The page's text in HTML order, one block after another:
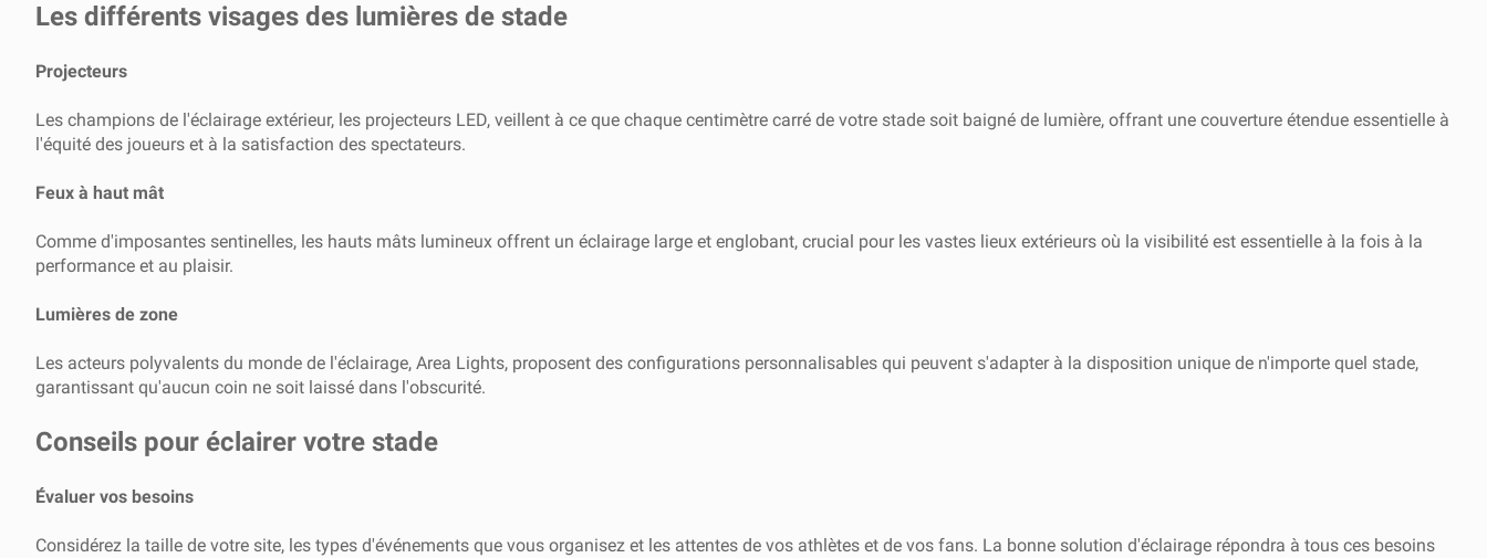
Les différents visages des lumières de stade
Projecteurs
Les champions de l'éclairage extérieur, les projecteurs LED, veillent à ce que chaque centimètre carré de votre stade soit baigné de lumière, offrant une couverture étendue essentielle à
l'équité des joueurs et à la satisfaction des spectateurs.
Feux à haut mât
Comme d'imposantes sentinelles, les hauts mâts lumineux offrent un éclairage large et englobant, crucial pour les vastes lieux extérieurs où la visibilité est essentielle à la fois à la
performance et au plaisir.
Lumières de zone
Les acteurs polyvalents du monde de l'éclairage, Area Lights, proposent des configurations personnalisables qui peuvent s'adapter à la disposition unique de n'importe quel stade,
garantissant qu'aucun coin ne soit laissé dans l'obscurité.
Conseils pour éclairer votre stade
Évaluer vos besoins
Considérez la taille de votre site, les types d'événements que vous organisez et les attentes de vos athlètes et de vos fans. La bonne solution d'éclairage répondra à tous ces besoins